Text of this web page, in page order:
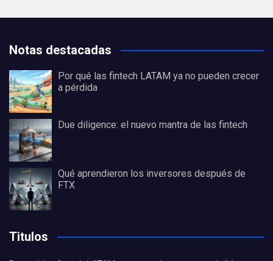
Notas destacadas
Por qué las fintech LATAM ya no pueden crecer
a pérdida
Due diligence: el nuevo mantra de las fintech
Qué aprendieron los inversores después de
FTX
Titulos